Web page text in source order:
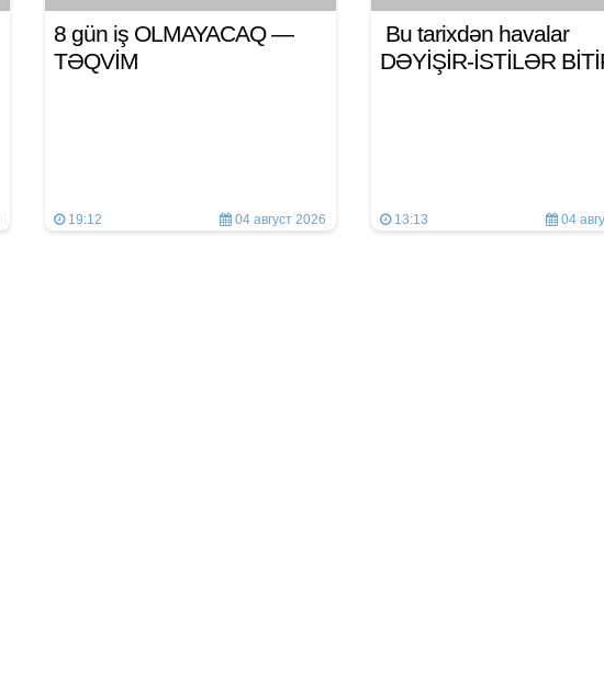
8 gün iş OLMAYACAQ —
TƏQVİM
19:12 04 август 2026
Bu tarixdən havalar
DƏYİŞİR-İSTİLƏR
13:13 04